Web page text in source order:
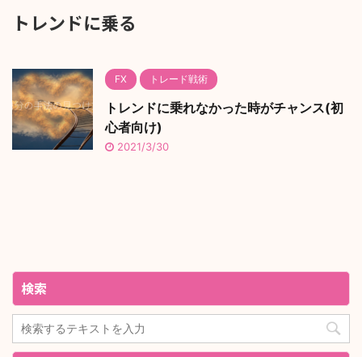
トレンドに乗る
FX トレード戦術
トレンドに乗れなかった時がチャンス(初
心者向け)
2021/3/30
検索